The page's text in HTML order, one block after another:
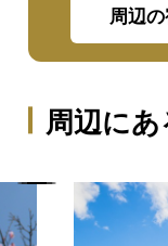
周辺
周辺に